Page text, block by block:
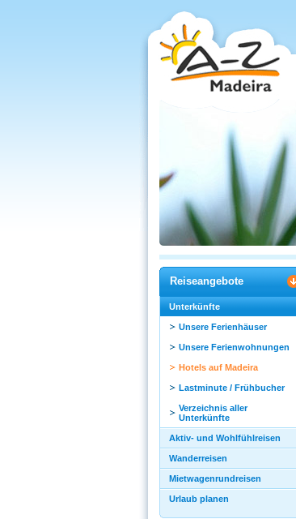
Reiseangebote
Unterkünfte
Unsere Ferienhäuser
Unsere Ferienwohnungen
Hotels auf Madeira
Lastminute / Frühbucher
Verzeichnis aller
Unterkünfte
Aktiv- und Wohlfühlreisen
Wanderreisen
Mietwagenrundreisen
Urlaub planen